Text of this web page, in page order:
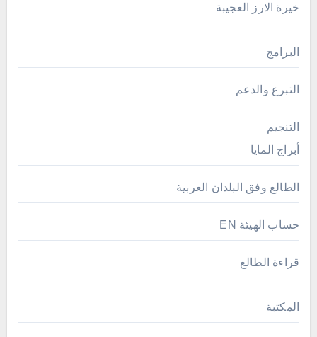
خيرة الارز العجيبة
البرامج
التبرع والدعم
التنجيم
أبراج المايا
الطالع وفق البلدان العربية
حساب الهيئة EN
قراءة الطالع
المكتبة